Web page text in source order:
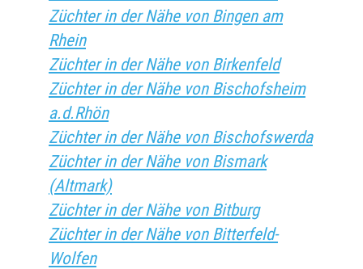
Züchter in der Nähe von Bingen am
Rhein
Züchter in der Nähe von Birkenfeld
Züchter in der Nähe von Bischofsheim
a.d.Rhön
Züchter in der Nähe von Bischofswerda
Züchter in der Nähe von Bismark
(Altmark)
Züchter in der Nähe von Bitburg
Züchter in der Nähe von Bitterfeld-
Wolfen